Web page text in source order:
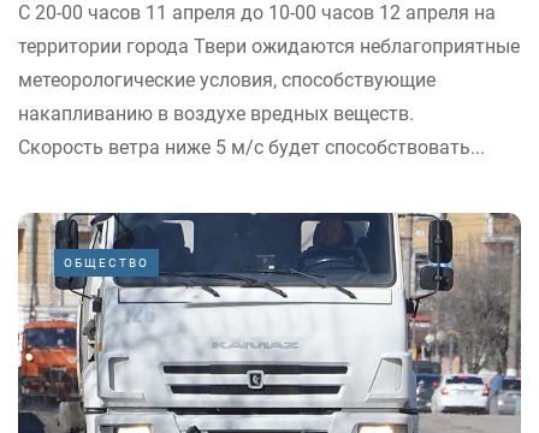
С 20-00 часов 11 апреля до 10-00 часов 12 апреля на
территории города Твери ожидаются неблагоприятные
метеорологические условия, способствующие
накапливанию в воздухе вредных веществ.
Скорость ветра ниже 5 м/с будет способствовать...
ОБЩЕСТВО